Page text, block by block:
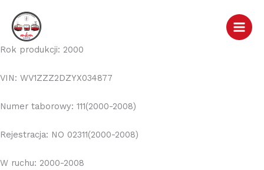
treści
Rok produkcji: 2000
VIN: WV1ZZZ2DZYX034877
Numer taborowy: 111(2000-2008)
Rejestracja: NO 02311(2000-2008)
W ruchu: 2000-2008